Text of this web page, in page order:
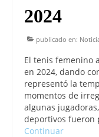
2024
publicado en:
El tenis femenino
en 2024, dando
representó la
momentos de
algunas
deportivos fueron
Continuar